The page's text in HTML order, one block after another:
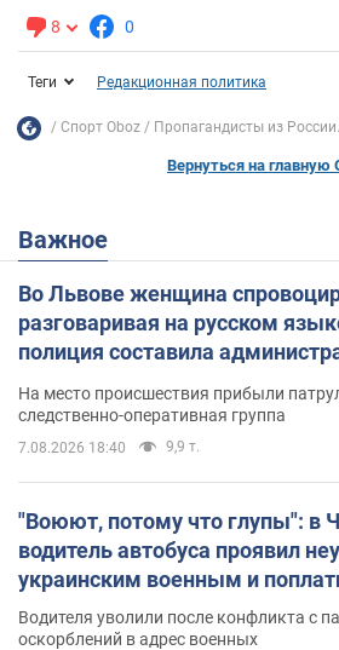
8 0
Теги Редакционная политика
Спорт Oboz Пропагандисты из
Вернуться на главную
Важное
Во Львове женщина
разговаривая на русском
полиция составила
На место происшествия прибыли
следственно-оперативная группа
7.08.2026 18:40 9,9 т.
"Воюют, потому что глупы": в
водитель автобуса проявил
украинским военным и
Водителя уволили после конфликта с
оскорблений в адрес военных